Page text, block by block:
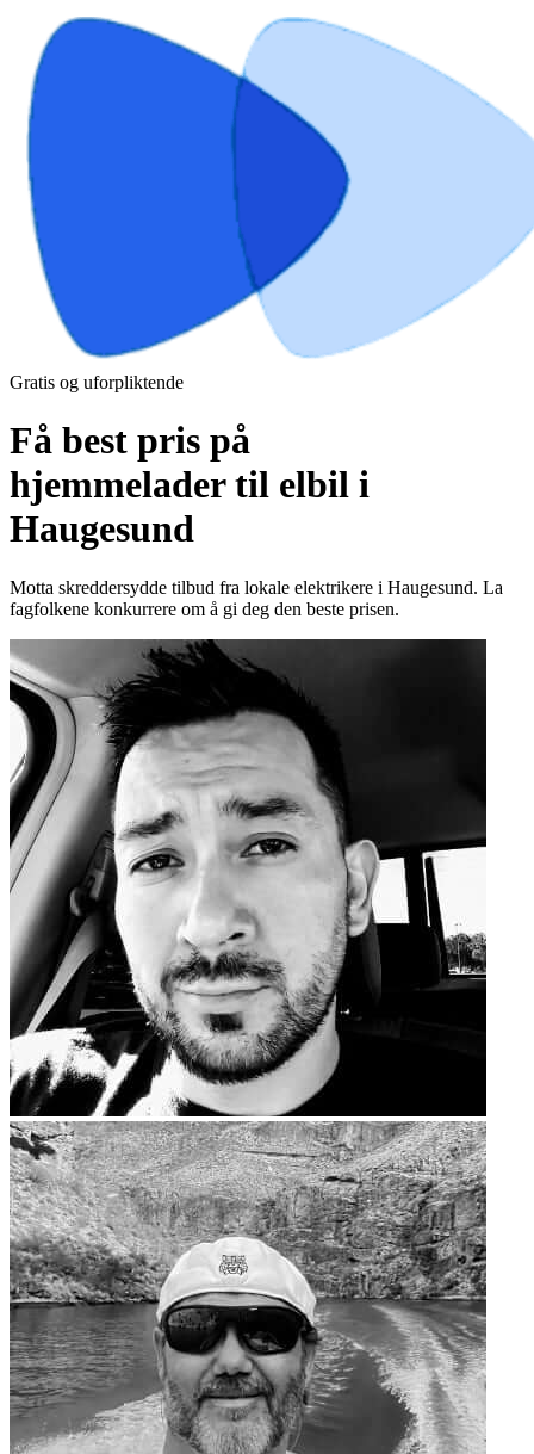
Gratis og uforpliktende
Få best pris på
hjemmelader til elbil i
Haugesund
Motta skreddersydde tilbud fra lokale elektrikere i Haugesund. La
fagfolkene konkurrere om å gi deg den beste prisen.